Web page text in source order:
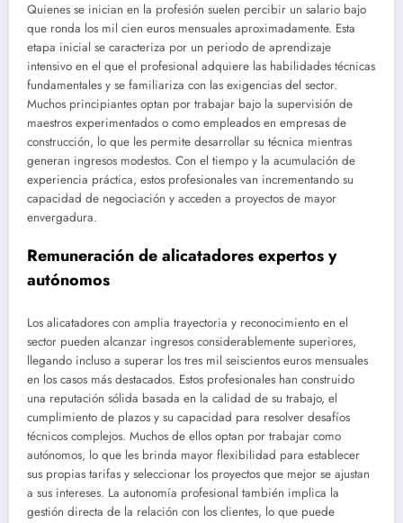
Quienes se inician en la profesión suelen percibir un salario bajo
que ronda los mil cien euros mensuales aproximadamente. Esta
etapa inicial se caracteriza por un periodo de aprendizaje
intensivo en el que el profesional adquiere las habilidades técnicas
fundamentales y se familiariza con las exigencias del sector.
Muchos principiantes optan por trabajar bajo la supervisión de
maestros experimentados o como empleados en empresas de
construcción, lo que les permite desarrollar su técnica mientras
generan ingresos modestos. Con el tiempo y la acumulación de
experiencia práctica, estos profesionales van incrementando su
capacidad de negociación y acceden a proyectos de mayor
envergadura.
Remuneración de alicatadores expertos y
autónomos
Los alicatadores con amplia trayectoria y reconocimiento en el
sector pueden alcanzar ingresos considerablemente superiores,
llegando incluso a superar los tres mil seiscientos euros mensuales
en los casos más destacados. Estos profesionales han construido
una reputación sólida basada en la calidad de su trabajo, el
cumplimiento de plazos y su capacidad para resolver desafíos
técnicos complejos. Muchos de ellos optan por trabajar como
autónomos, lo que les brinda mayor flexibilidad para establecer
sus propias tarifas y seleccionar los proyectos que mejor se ajustan
a sus intereses. La autonomía profesional también implica la
gestión directa de la relación con los clientes, lo que puede